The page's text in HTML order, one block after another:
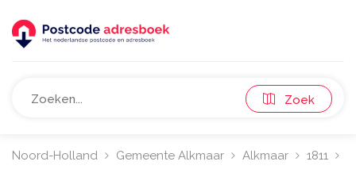
Zoek
Noord-Holland Gemeente Alkmaar Alkmaar 1811